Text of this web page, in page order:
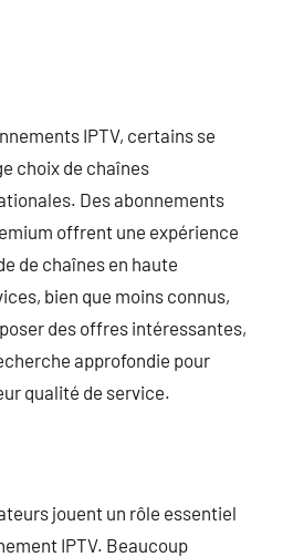
IPTV, certains se
choix de chaînes
Des abonnements
offrent une expérience
de chaînes en haute
bien que moins connus,
des offres intéressantes,
approfondie pour
qualité de service.
jouent un rôle essentiel
IPTV. Beaucoup